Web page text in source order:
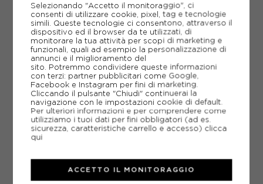
TU
-22% 579,00€
749,99€
Selezionando "Accetto il monitoraggio", ci
consenti di utilizzare cookie, pixel, tag e tecnologie
simili. Queste tecnologie ci consentono, attraverso il
dispositivo ed il browser da te utilizzati, di
monitorare la tua attività per scopi di marketing e
funzionali, quali ad esempio la personalizzazione di
annunci e il miglioramento del
sito. Potremmo condividere queste informazioni
con terzi: partner pubblicitari come Google,
Facebook e Instagram per fini di marketing.
Cliccando il pulsante "Chiudi" continuerai la
navigazione con le impostazioni cookie di default.
Per ulteriori informazioni e per comprendere come
utilizziamo i tuoi dati per fini obbligatori (ad es.
sicurezza, caratteristiche carrello e accesso) clicca
qui
ACCETTO IL MONITORAGGIO